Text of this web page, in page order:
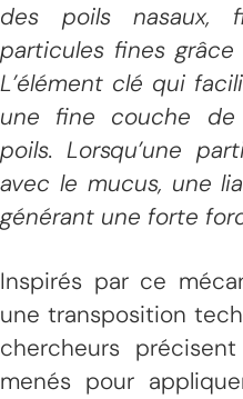
des poils nasaux,
particules fines
L’élément clé qui
une fine couche de
poils. Lorsqu’une
avec le mucus, une
générant une forte
Inspirés par ce
une transposition
chercheurs
menés pour